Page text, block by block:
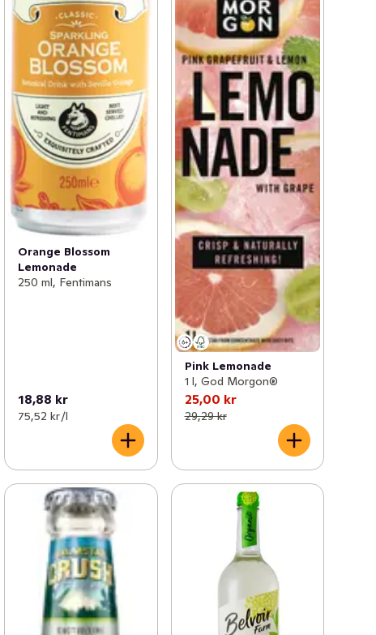
Orange Blossom
Lemonade
250 ml, Fentimans
18,88 kr
75,52 kr /l
Pink Lemonade
1 l, God Morgon®
25,00 kr
29,29 kr